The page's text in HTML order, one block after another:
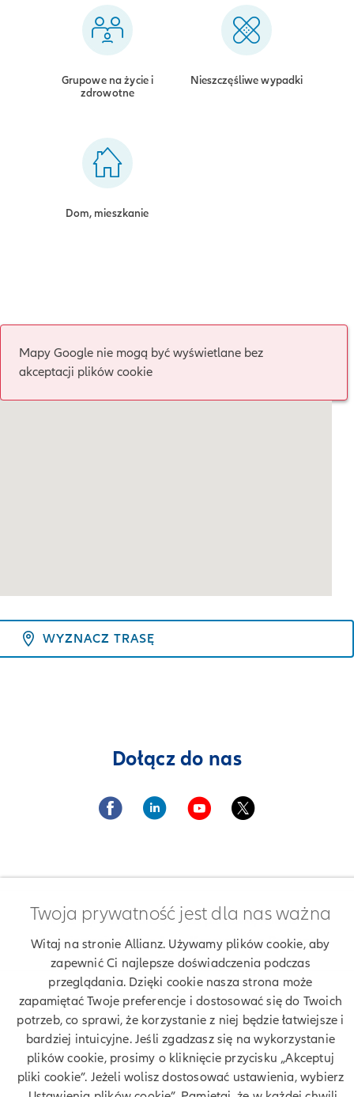
Grupowe na życie i
zdrowotne
Nieszczęśliwe wypadki
Dom, mieszkanie
Mapy Google nie mogą być wyświetlane bez
akceptacji plików cookie
WYZNACZ TRASĘ
Dołącz do nas
Twoje dane
Polityka prywatności
Znajdź agenta Allianz. Znajdź placówkę Allianz
Ubezpieczenia Allianz Artur Krzywowiąza-Borowski
Twoja prywatność jest dla nas ważna
Witaj na stronie Allianz. Używamy plików cookie, aby
zapewnić Ci najlepsze doświadczenia podczas
przeglądania. Dzięki cookie nasza strona może
zapamiętać Twoje preferencje i dostosować się do Twoich
potrzeb, co sprawi, że korzystanie z niej będzie łatwiejsze i
bardziej intuicyjne. Jeśli zgadzasz się na wykorzystanie
plików cookie, prosimy o kliknięcie przycisku „Akceptuj
pliki cookie”. Jeżeli wolisz dostosować ustawienia, wybierz